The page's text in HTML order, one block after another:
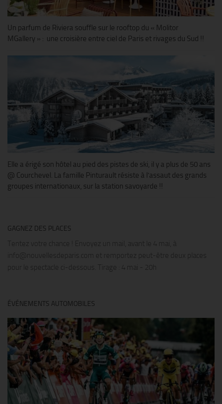
Un parfum de Riviera souffle sur le rooftop du « Molitor
MGallery » : une croisière entre ciel de Paris et rivages du Sud !!
Elle a érigé son hôtel au pied des pistes de ski, il y a plus de 50 ans
@ Courchevel. La famille Pinturault résiste à l’assaut des grands
groupes internationaux, sur la station savoyarde !!
GAGNEZ DES PLACES
Tentez votre chance ! Envoyez un mail, avant le 4 mai, à
info@nouvellesdeparis.com et remportez peut-être deux places
pour le spectacle ci-dessous. Tirage : 4 mai - 20h
ÉVÉNEMENTS AUTOMOBILES